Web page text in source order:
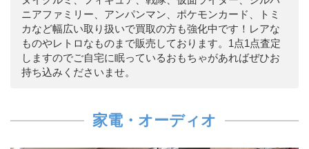
ニアファミリー、アンパンマン、ポケモンカード、トミ
カなど幅広い取り扱いで買取の方も強化中です！レアな
ものやレトロなものまで販売しております。1点1点査定
しますのでご自宅に眠っているおもちゃがあればぜひお
持ち込みくださいませ。
家電・オーディオ